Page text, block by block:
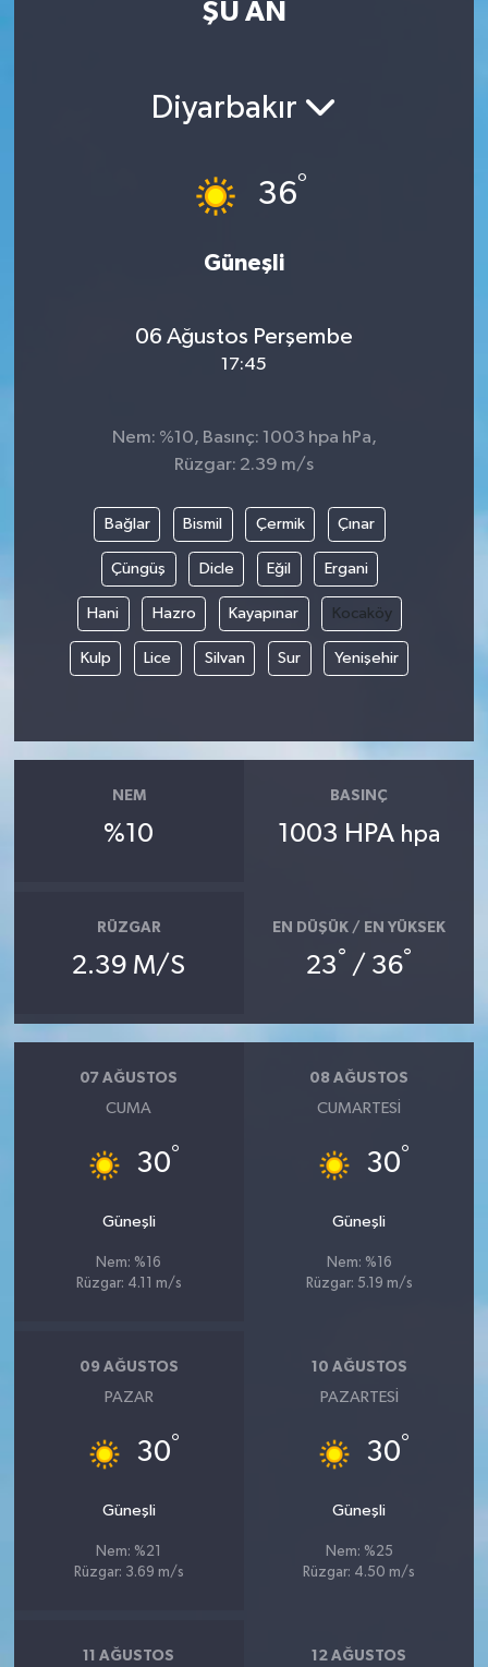
ŞU AN
Diyarbakır
36°
Güneşli
06 Ağustos Perşembe
17:45
Nem: %10, Basınç: 1003 hpa hPa,
Rüzgar: 2.39 m/s
Bağlar Bismil Çermik Çınar
Çüngüş Dicle Eğil Ergani
Hani Hazro Kayapınar Kocaköy
Kulp Lice Silvan Sur Yenişehir
NEM
%10
BASINÇ
1003 HPA hpa
RÜZGAR
2.39 M/S
EN DÜŞÜK / EN YÜKSEK
23° / 36°
07 AĞUSTOS
CUMA
30°
Güneşli
Nem: %16
Rüzgar: 4.11 m/s
08 AĞUSTOS
CUMARTESI
30°
Güneşli
Nem: %16
Rüzgar: 5.19 m/s
09 AĞUSTOS
PAZAR
30°
Güneşli
Nem: %21
Rüzgar: 3.69 m/s
10 AĞUSTOS
PAZARTESI
30°
Güneşli
Nem: %25
Rüzgar: 4.50 m/s
11 AĞUSTOS 12 AĞUSTOS
Bilim, Teknoloji